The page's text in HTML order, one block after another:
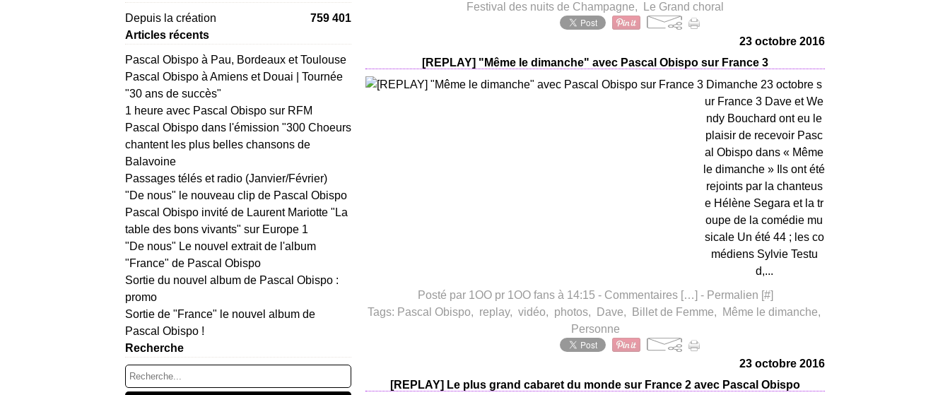
Depuis la création
759 401
Articles récents
Pascal Obispo à Pau, Bordeaux et Toulouse
Pascal Obispo à Amiens et Douai | Tournée
"30 ans de succès"
1 heure avec Pascal Obispo sur RFM
Pascal Obispo dans l'émission "300 Choeurs
chantent les plus belles chansons de
Balavoine
Passages télés et radio (Janvier/Février)
"De nous" le nouveau clip de Pascal Obispo
Pascal Obispo invité de Laurent Mariotte "La
table des bons vivants" sur Europe 1
"De nous" Le nouvel extrait de l'album
"France" de Pascal Obispo
Sortie du nouvel album de Pascal Obispo :
promo
Sortie de "France" le nouvel album de
Pascal Obispo !
Recherche
Festival des nuits de Champagne, Le Grand choral
23 octobre 2016
[REPLAY] "Même le dimanche" avec Pascal Obispo sur France 3
Dimanche 23 octobre s
ur France 3 Dave et We
ndy Bouchard ont eu le
plaisir de recevoir Pasc
al Obispo dans « Même
le dimanche » Ils ont été
rejoints par la chanteus
e Hélène Segara et la tr
oupe de la comédie mu
sicale Un été 44 ; les co
médiens Sylvie Testu
d,...
Posté par 1OO pr 1OO fans à 14:15 - Commentaires […] - Permalien [#]
Tags: Pascal Obispo, replay, vidéo, photos, Dave, Billet de Femme, Même le dimanche,
Personne
23 octobre 2016
[REPLAY] Le plus grand cabaret du monde sur France 2 avec Pascal Obispo